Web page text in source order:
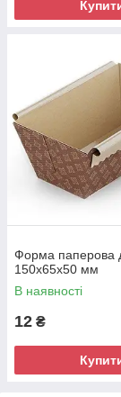
Форма паперова
150х65х50 мм
В наявності
12 ₴